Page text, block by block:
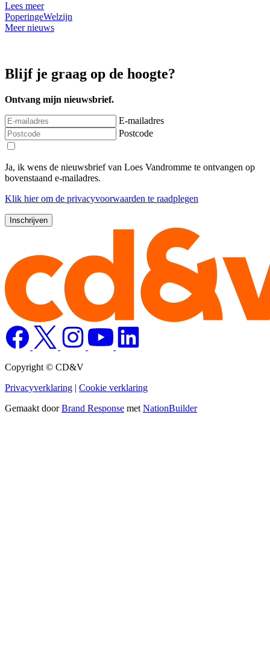
Lees meer
PoperingeWelzijn
Meer nieuws
Blijf je graag op de hoogte?
Ontvang mijn nieuwsbrief.
E-mailadres
Postcode
Ja, ik wens de nieuwsbrief van Loes Vandromme te ontvangen op
bovenstaand e-mailadres.
Klik hierom de privacyvoorwaarden te raadplegen
Copyright © CD&V
Privacyverklaring | Cookie verklaring
Gemaakt doorBrand Response met NationBuilder